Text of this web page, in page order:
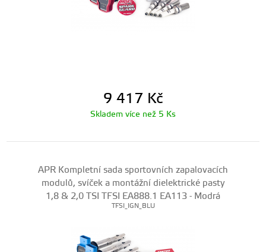
9 417 Kč
Skladem více než 5 Ks
APR Kompletní sada sportovních zapalovacích
modulů, svíček a montážní dielektrické pasty
1,8 & 2,0 TSI TFSI EA888.1 EA113 - Modrá
TFSI_IGN_BLU